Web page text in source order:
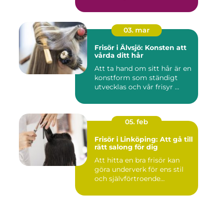
03. mar
Frisör i Älvsjö: Konsten att
vårda ditt hår
Att ta hand om sitt hår är en
konstform som ständigt
utvecklas och vår frisyr ...
05. feb
Frisör i Linköping: Att gå till
rätt salong för dig
Att hitta en bra frisör kan
göra underverk för ens stil
och självförtroende...